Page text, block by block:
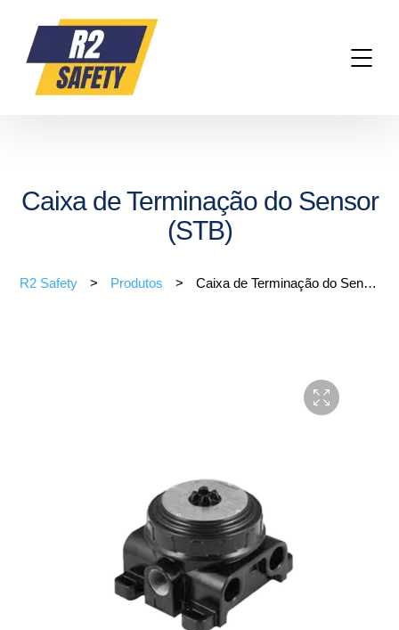
Caixa de Terminação do Sensor
(STB)
R2 Safety > Produtos > Caixa de Terminação do Sensor (STB)